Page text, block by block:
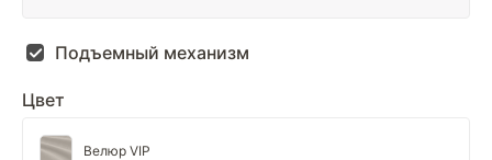
Подъемный механизм
Цвет
Велюр VIP